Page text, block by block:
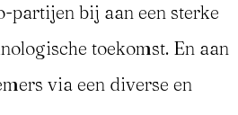
partijen bij aan een sterke
toekomst. En aan
via een diverse en